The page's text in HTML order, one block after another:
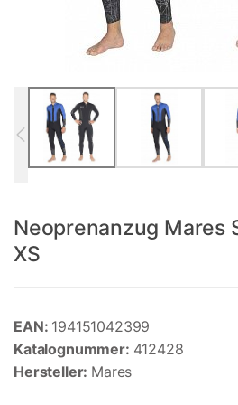
Neoprenanzug Mares
XS
EAN: 194151042399
Katalognummer: 412428
Hersteller: Mares